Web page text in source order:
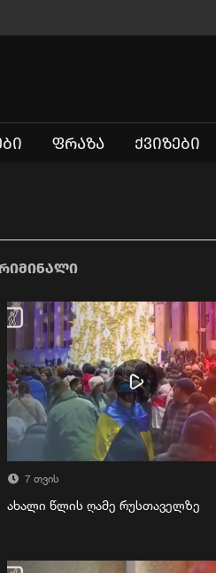
ᲤᲠᲐᲖᲐ ᲥᲕᲘᲖᲔᲑᲘ
7 თვის
ახალი წლის ღამე რუსთაველზე